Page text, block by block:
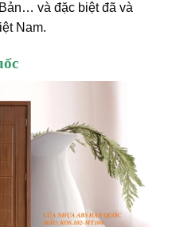
và đặc biệt đã và
Nam.